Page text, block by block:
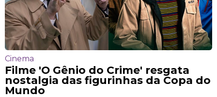
Cinema
Filme 'O Gênio do Crime' resgata
nostalgia das figurinhas da Copa do
Mundo